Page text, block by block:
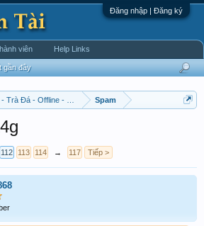
Đăng nhập | Đăng ký
Trà Đá - Offline - Tỉnh Tò Hihi!
Spam
112 113 114 → 117 Tiếp >
gần đây
viên Help Links